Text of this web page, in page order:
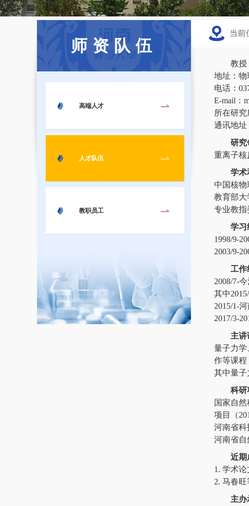
师资队伍
高端人才
人才队伍
教职员工
当前
教授
地址：物
电话：
E-mail：
所在研
通讯地址
研究
重离子核
学术
中国核
教育部大
专业教指
学习
1998/9-
2003/9-
工作
2008/7-
其中
2015/1-
2017/3-
主讲
量子力学
作等课程
其中量子
科研
国家自
项目（
河南省科
河南省自
近期
1. 学术
2. 马春
主办